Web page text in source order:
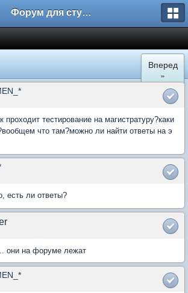
Форум для студента СГА
Вперед
»
проходит тестирование на магистратуру?каки
что там?можно ли найти ответы на э
есть ли ответы?
они на форуме лежат